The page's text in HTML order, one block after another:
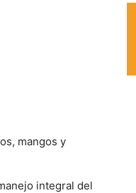
mangos y
integral del